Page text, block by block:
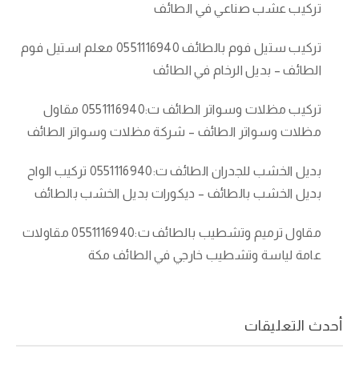
تركيب عشب صناعي في الطائف
تركيب ستيل فوم بالطائف 0551116940 معلم استيل فوم
الطائف – بديل الرخام في الطائف
تركيب مظلات وسواتر الطائف ت:0551116940 مقاول
مظلات وسواتر الطائف – شركة مظلات وسواتر الطائف
بديل الخشب للجدران الطائف ت:0551116940 تركيب الواح
بديل الخشب بالطائف – ديكورات بديل الخشب بالطائف
مقاول ترميم وتشطيب بالطائف ت:0551116940 مقاولات
عامة لياسة وتشطيب خارجي في الطائف مكة
أحدث التعليقات